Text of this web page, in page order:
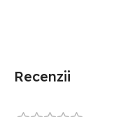
Recenzii